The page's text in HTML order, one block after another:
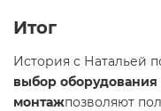
Итог
История с Натальей
выбор
монтажпозволяют